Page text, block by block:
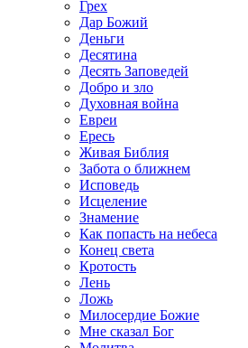
Грех
Дар Божий
Деньги
Десятина
Десять Заповедей
Добро и зло
Духовная война
Евреи
Ересь
Живая Библия
Забота о ближнем
Исповедь
Исцеление
Знамение
Как попасть на небеса
Конец света
Кротость
Лень
Ложь
Милосердие Божие
Мне сказал Бог